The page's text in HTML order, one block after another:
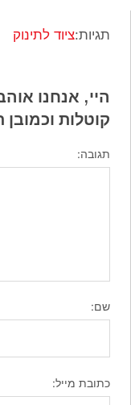
תגיות:ציוד לתינוק
היי, אנחנו
קוטלות
תגובה:
שם:
כתובת מייל: